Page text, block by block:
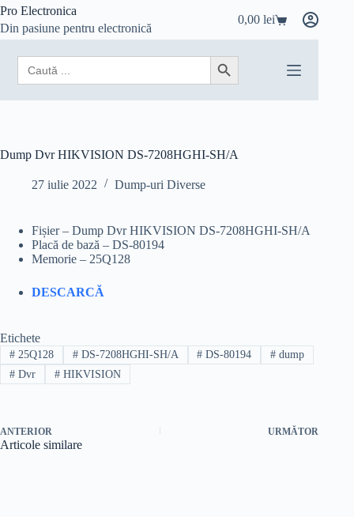
Sari
conținut
Pro Electronica
Din pasiune pentru electronică
Coș
de
cumpărături
0,00lei
Search
for:
Search Button
Dump Dvr HIKVISION DS-7208HGHI-SH/A
27 iulie 2022 Dump-uri Diverse
Fișier – Dump Dvr HIKVISION DS-7208HGHI-SH/A
Placă de bază – DS-80194
Memorie – 25Q128
DESCARCĂ
Etichete
#25Q128 #DS-7208HGHI-SH/A # DS-80194 # dump
#Dvr #HIKVISION
ANTERIOR URMĂTOR
Articole similare